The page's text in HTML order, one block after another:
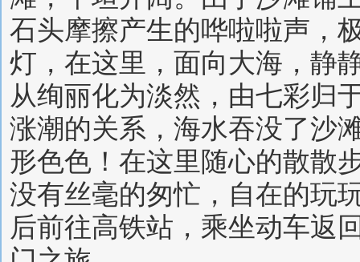
石头摩擦产生的哗啦啦声，
灯，在这里，面向大海，静
从绚丽化为淡然，由七彩归
涨潮的关系，海水吞没了沙
形色色！在这里随心的散散
没有丝毫的匆忙，自在的玩
后前往高铁站，乘坐动车返